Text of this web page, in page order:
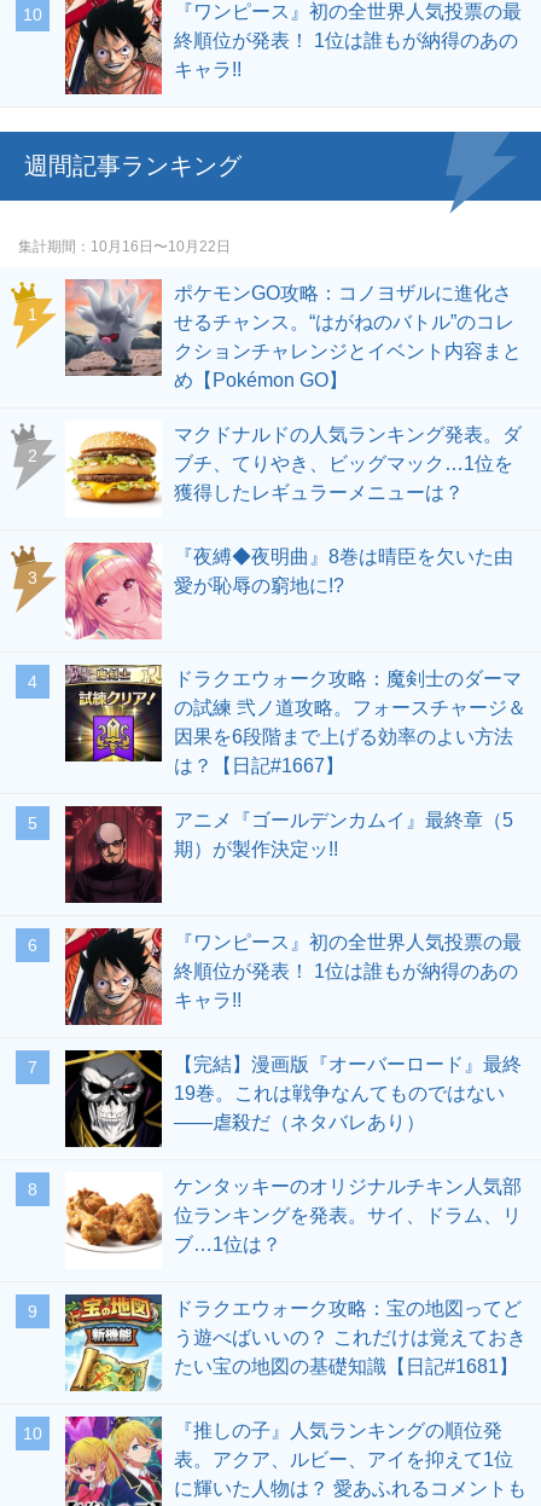
『ワンピース』初の全世界人気投票の最
終順位が発表！ 1位は誰もが納得のあの
キャラ!!
週間記事ランキング
集計期間 10月16日〜10月22日
ポケモンGO攻略：コノヨザルに進化さ
せるチャンス。“はがねのバトル”のコレ
クションチャレンジとイベント内容まと
め【Pokémon GO】
マクドナルドの人気ランキング発表。ダ
ブチ、てりやき、ビッグマック…1位を
獲得したレギュラーメニューは？
『夜縛◆夜明曲』8巻は晴臣を欠いた由
愛が恥辱の窮地に!?
ドラクエウォーク攻略：魔剣士のダーマ
の試練 弐ノ道攻略。フォースチャージ＆
因果を6段階まで上げる効率のよい方法
は？【日記#1667】
アニメ『ゴールデンカムイ』最終章（5
期）が製作決定ッ!!
『ワンピース』初の全世界人気投票の最
終順位が発表！ 1位は誰もが納得のあの
キャラ!!
【完結】漫画版『オーバーロード』最終
19巻。これは戦争なんてものではない
――虐殺だ（ネタバレあり）
ケンタッキーのオリジナルチキン人気部
位ランキングを発表。サイ、ドラム、リ
ブ…1位は？
ドラクエウォーク攻略：宝の地図ってど
う遊べばいいの？ これだけは覚えておき
たい宝の地図の基礎知識【日記#1681】
『推しの子』人気ランキングの順位発
表。アクア、ルビー、アイを抑えて1位
に輝いた人物は？ 愛あふれるコメントも